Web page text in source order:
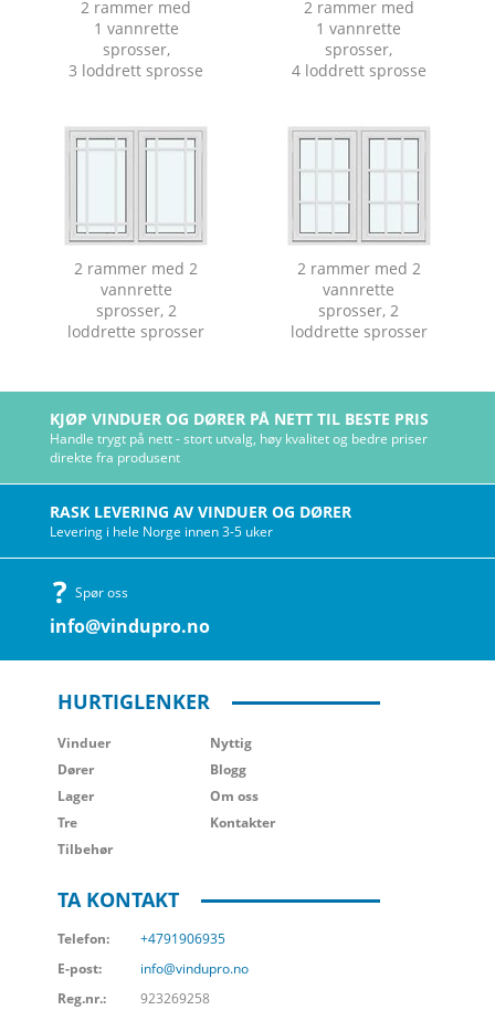
2 rammer med
1 vannrette
sprosser,
3 loddrett sprosse
2 rammer med
1 vannrette
sprosser,
4 loddrett sprosse
2 rammer med 2
vannrette
sprosser, 2
loddrette sprosser
2 rammer med 2
vannrette
sprosser, 2
loddrette sprosser
KJØP VINDUER OG DØRER PÅ NETT TIL BESTE PRIS
Handle trygt på nett - stort utvalg, høy kvalitet og bedre priser
direkte fra produsent
RASK LEVERING AV VINDUER OG DØRER
Levering i hele Norge innen 3-5 uker
Spør oss
info@vindupro.no
HURTIGLENKER
Vinduer
Dører
Lager
Tre
Tilbehør
Nyttig
Blogg
Om oss
Kontakter
TA KONTAKT
Telefon:
+4791906935
E-post:
info@vindupro.no
Reg.nr.:
923269258